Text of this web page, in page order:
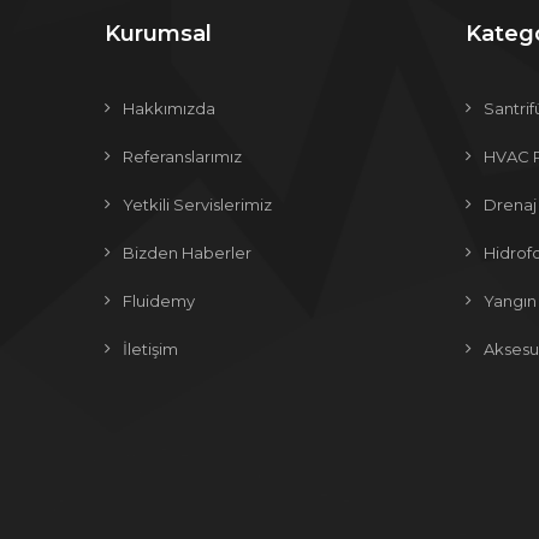
Kurumsal
Hakkımızda
Referanslarımız
Yetkili Servislerimiz
Bizden Haberler
Fluidemy
İletişim
HVAC
Drenaj